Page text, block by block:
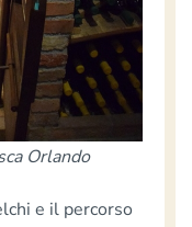
Orlando
e il percorso